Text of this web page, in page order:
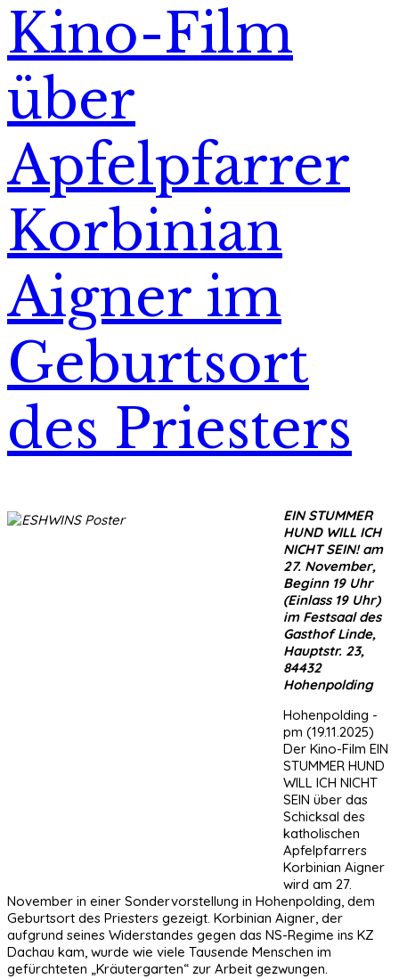
Kino-Film
über
Apfelpfarrer
Korbinian
Aigner im
Geburtsort
des Priesters
EIN STUMMER
HUND WILL ICH
NICHT SEIN! am
27. November,
Beginn 19 Uhr
(Einlass 19 Uhr)
im Festsaal des
Gasthof Linde,
Hauptstr. 23,
84432
Hohenpolding
Hohenpolding -
pm (19.11.2025)
Der Kino-Film EIN
STUMMER HUND
WILL ICH NICHT
SEIN über das
Schicksal des
katholischen
Apfelpfarrers
Korbinian Aigner
wird am 27.
November in einer Sondervorstellung in Hohenpolding, dem
Geburtsort des Priesters gezeigt. Korbinian Aigner, der
aufgrund seines Widerstandes gegen das NS-Regime ins KZ
Dachau kam, wurde wie viele Tausende Menschen im
gefürchteten „Kräutergarten“ zur Arbeit gezwungen.